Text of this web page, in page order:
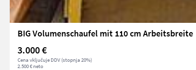
BIG Volumenschaufel mit 110 cm Arbeitsbreite
3.000 €
Cena vključuje DDV (stopnja 20%)
2.500 € neto